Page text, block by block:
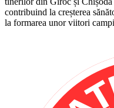
contribuind la creșterea
la formarea unor viitori